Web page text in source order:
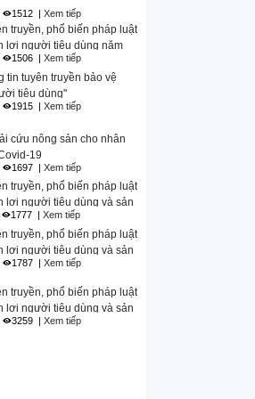
1512 | Xem tiếp
truyền, phổ biến pháp luật
lợi người tiêu dùng năm
1506 | Xem tiếp
tin tuyên truyền bảo vệ
tiêu dùng"
1915 | Xem tiếp
cứu nông sản cho nhân
19
1697 | Xem tiếp
truyền, phổ biến pháp luật
lợi người tiêu dùng và sản
uy tín, chất lượng
ngày 13/11/2020)
1777 | Xem tiếp
truyền, phổ biến pháp luật
lợi người tiêu dùng và sản
uy tín, chất lượng
1787 | Xem tiếp
truyền, phổ biến pháp luật
lợi người tiêu dùng và sản
uy tín, chất lượng
3259 | Xem tiếp